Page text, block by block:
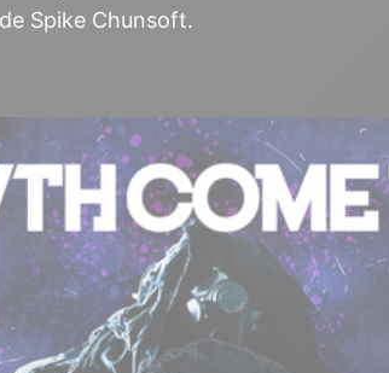
de Spike Chunsoft.